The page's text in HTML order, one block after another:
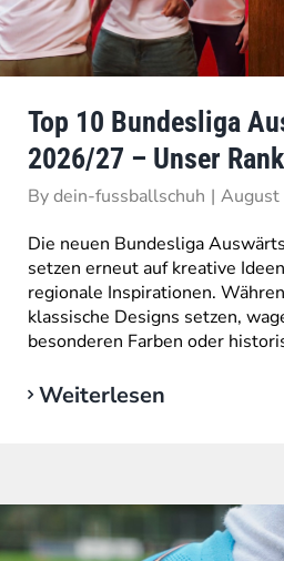
Top 10 Bundesliga
2026/27 – Unser
Bydein-fussballschuh |
Die neuen Bundesliga
setzen erneut auf kreative
regionale Inspirationen.
klassische Designs setzen,
besonderen Farben oder
Weiterlesen